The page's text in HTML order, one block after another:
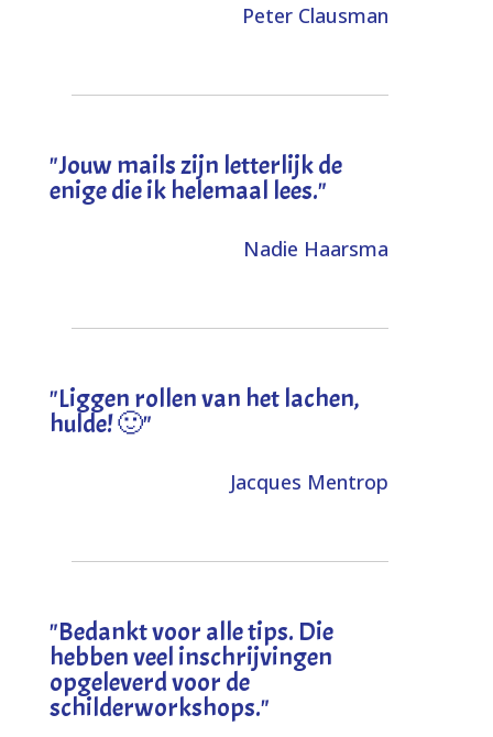
Peter Clausman
"Jouw mails zijn letterlijk de
enige die ik helemaal lees."
Nadie Haarsma
"Liggen rollen van het lachen,
hulde! 🙂"
Jacques Mentrop
"Bedankt voor alle tips. Die
hebben veel inschrijvingen
opgeleverd voor de
schilderworkshops."